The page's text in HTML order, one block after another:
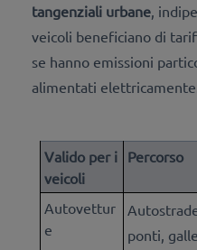
tangenziali urbane ,
veicoli beneficiano di
se hanno emissioni
alimentati elettricamente.
Valido per i
veicoli
Percorso
Autovettur
e
ponti,